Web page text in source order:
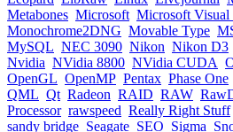
Metabones Microsoft Microsoft Visual
Monochrome2DNG Movable Type
MySQL NEC 3090 Nikon Nikon D3
Nvidia NVidia 8800 NVidia CUDA
OpenGL OpenMP Pentax Phase One
QML Qt Radeon RAID RAW
Processor rawspeed Really Right Stuff
sandy bridge Seagate SEO Sigma